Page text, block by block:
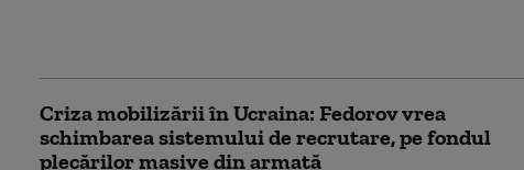
Criza mobilizării în Ucraina: Fedorov vrea
schimbarea sistemului de recrutare, pe fondul
plecărilor masive din armată